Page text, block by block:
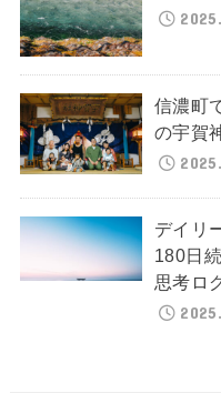
信濃町
の宇賀
デイリ
180日
思考ロ